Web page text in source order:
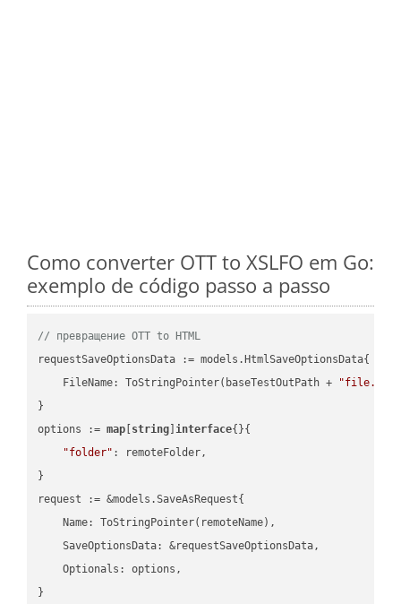
Como converter OTT to XSLFO em Go:
exemplo de código passo a passo
// превращение OTT to HTML
requestSaveOptionsData := models.HtmlSaveOptionsData{
    FileName: ToStringPointer(baseTestOutPath +
"file.OTT"
}
options := map string ]interface{}{
"folder" : remoteFolder,
}
request := &models.SaveAsRequest{
    Name: ToStringPointer(remoteName),
    SaveOptionsData: &requestSaveOptionsData,
    Optionals: options,
}